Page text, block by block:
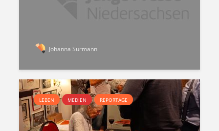
Johanna Surmann
LEBEN MEDIEN REPORTAGE